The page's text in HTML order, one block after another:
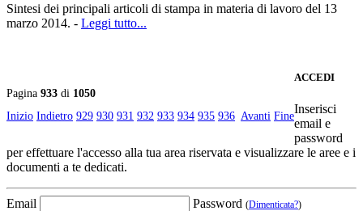
Sintesi dei principali articoli di stampa in materia di lavoro del 13
marzo 2014. - Leggi tutto...
Pagina 933 di 1050
Inizio Indietro 929 930 931 932 933 934 935 936 Avanti Fine
ACCEDI
Inserisci
email e
password
per effettuare l'accesso alla tua area riservata e visualizzare le aree e i
documenti a te dedicati.
Email Password (Dimenticata?)